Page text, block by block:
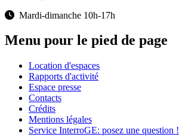
Mardi-dimanche 10h-17h
Menu pour le pied de page
Location d'espaces
Rapports d'activité
Espace presse
Contacts
Crédits
Mentions légales
Service InterroGE: posez une question !